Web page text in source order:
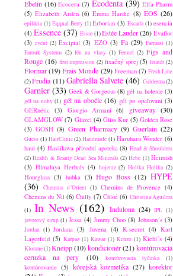
Ebelin (16) Ecocera (7) Ecodenta (39) Elfa Pharm
(5) Elizabeth Arden (6) Emma Hardie (8) EOS (26)
epilácia (1) Eqqual Berry (1) Erborian (3) Escada (1) esencia
(4) Essence (37) Essie (1)Estée Lauder (26) Evaflor
(3) event (2) Excipial (3) EZO (3) Fa (29) Farmasi (1)
Farouk Systems (2) fén na vlasy (1) Fennel (2) Figs and
Rouge (16) first impression (2) fixačný sprej (5) fixatér (2)
Flormar(19) Frais Monde (29) Freeman (7) Fresh Line
(2)Frudia (11) Gabriella Salvete (46) Galderma(2)
Garnier (33) Geek & Gorgeous (8) gél na holenie (3)
gél na nohy (1) gél na obočie (16) gél po opaľovaní (3)
GERnétic (3) Giorgio Armani (6) giveaway (30)
GLAMGLOW (7) Glazel (4) Gliss Kur (5) Golden Rose
(3) GOSH (8) Green Pharmacy (9) Guerlain (22)
Guess (1) HairClinic (2) Handmade (1) Haruharu Wonder (6)
haul (4) Havlíkova přírodní apoteka (8) Head & Shoulders
(2) Health & Beauty Dead Sea Minerals (2) Hebe (1) Heimish
(3) Himalaya Herbals (4) hojenie (2) Holika Holika (2)
Hourglass (3) hubka (3) Hugo Boss (12) HYPE
(36)
Chemins d´Orient (1) Chemins de Provence (4)
Chemins du Nil (6) Chilly (7) Chloé (6) Christina Aguilera
(1) In News (162) Indulona (24) IPL (1)
javorový sirup (1) Jessa (4) Jimmy Choo (8) Johnson´s (3)
Jordan (1) Jordana (3) Juvena (4) K-secret (4) Karl
Lagerfeld (5) Karpaz (1) Kawar (1) Kenzo (1) Kiehl´s (4)
Klorane(1)Kneipp(10)kondicionér(21)kontúrovacia
ceruzka na pery
(10) kontúrovacia tyčinka (1)
kontúrovanie (5) kórejská kozmetika (27) korektor